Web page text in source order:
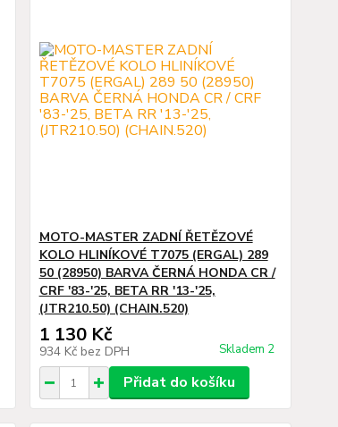
MOTO-MASTER ZADNÍ ŘETĚZOVÉ
KOLO HLINÍKOVÉ T7075 (ERGAL) 289
50 (28950) BARVA ČERNÁ HONDA CR /
CRF '83-'25, BETA RR '13-'25,
(JTR210.50) (CHAIN.520)
1 130 Kč
934 Kč bez DPH Skladem 2
Přidat do košíku